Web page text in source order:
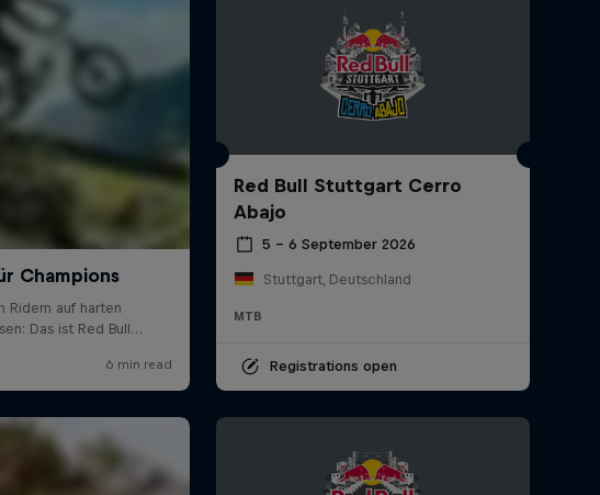
Red Bull Stuttgart Cerro
Abajo
5 – 6 September 2026
Stuttgart, Deutschland
MTB
Registrations open